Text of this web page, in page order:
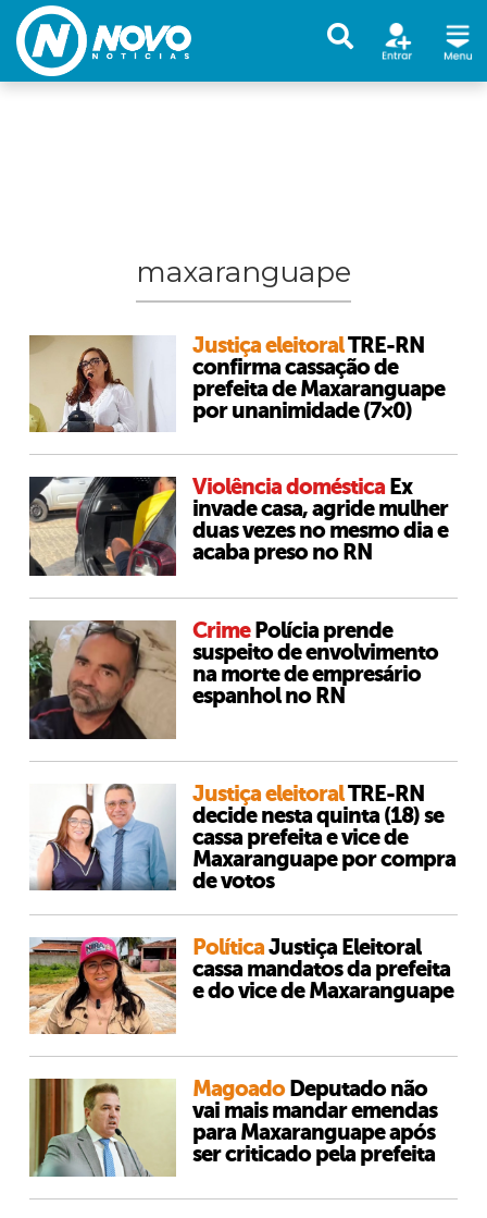
maxaranguape
Justiça eleitoralTRE-RN
confirma cassação de
prefeita de Maxaranguape
por unanimidade (7×0)
Violência doméstica Ex
invade casa, agride mulher
duas vezes no mesmo dia e
acaba preso no RN
CrimePolícia prende
suspeito de envolvimento
na morte de empresário
espanhol no RN
Justiça eleitoralTRE-RN
decide nesta quinta (18) se
cassa prefeita e vice de
Maxaranguape por compra
de votos
PolíticaJustiça Eleitoral
cassa mandatos da prefeita
e do vice de Maxaranguape
Magoado Deputado não
vai mais mandar emendas
para Maxaranguape após
ser criticado pela prefeita